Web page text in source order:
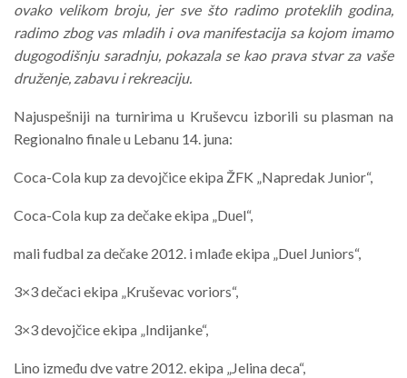
ovako velikom broju, jer sve što radimo proteklih godina,
radimo zbog vas mladih i ova manifestacija sa kojom imamo
dugogodišnju saradnju, pokazala se kao prava stvar za vaše
druženje, zabavu i rekreaciju.
Najuspešniji na turnirima u Kruševcu izborili su plasman na
Regionalno finale u Lebanu 14. juna:
Coca-Cola kup za devojčice ekipa ŽFK „Napredak Junior“,
Coca-Cola kup za dečake ekipa „Duel“,
mali fudbal za dečake 2012. i mlađe ekipa „Duel Juniors“,
3×3 dečaci ekipa „Kruševac voriors“,
3×3 devojčice ekipa „Indijanke“,
Lino između dve vatre 2012. ekipa „Jelina deca“,